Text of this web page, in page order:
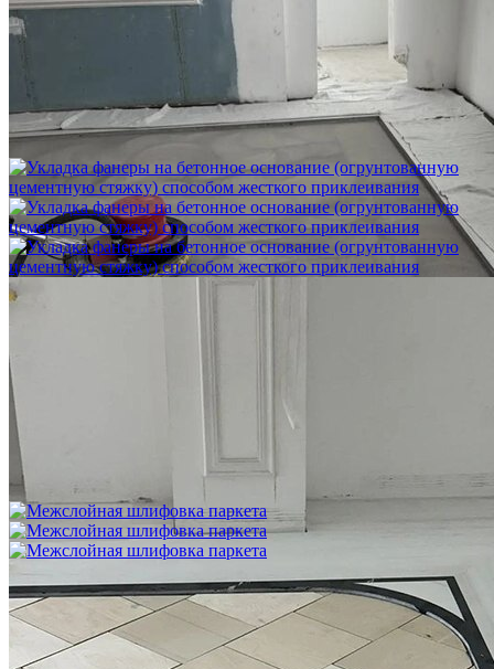
Шлифовка стяжки с сохранением уклона
1 500 ₽
Укладка фанеры на бетонное основание (огрунтованную
цементную стяжку) способом жесткого приклеивания
750 ₽